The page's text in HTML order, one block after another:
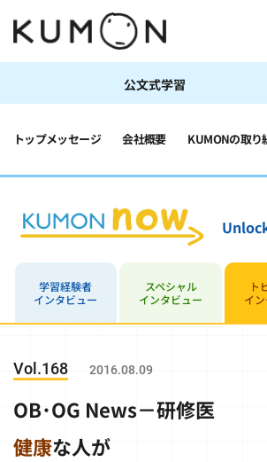
公文式学習
トップメッセージ 会社概要 KUMONの取り
学習経験者
インタビュー
スペシャル
インタビュー
ト
イ
Vol.168 2016.08.09
OB･OG News－研修医
健康な人が